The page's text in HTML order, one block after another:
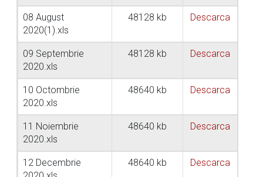
08 August
2020(1).xls
48128 kb Descarca
09 Septembrie
2020.xls
48128 kb Descarca
10 Octombrie
2020.xls
48640 kb Descarca
11 Noiembrie
2020.xls
48640 kb Descarca
12 Decembrie
48640 kb Descarca